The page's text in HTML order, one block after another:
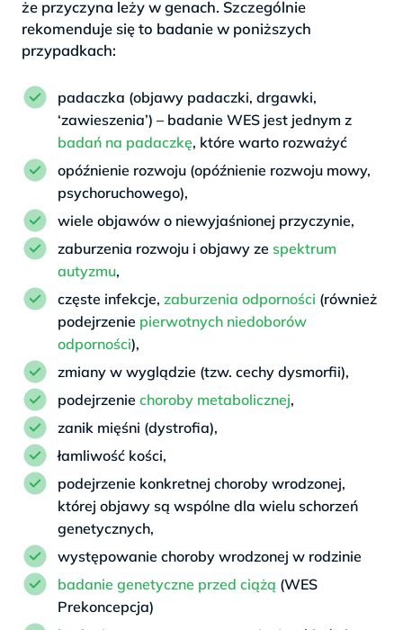
że przyczyna leży w genach. Szczególnie
rekomenduje się to badanie w poniższych
przypadkach:
padaczka (objawy padaczki, drgawki,
‘zawieszenia’) – badanie WES jest jednym z
badań na padaczkę, które warto rozważyć
opóźnienie rozwoju (opóźnienie rozwoju mowy,
psychoruchowego),
wiele objawów o niewyjaśnionej przyczynie,
zaburzenia rozwoju i objawy ze spektrum
autyzmu,
częste infekcje, zaburzenia odporności (również
podejrzenie pierwotnych niedoborów
odporności),
zmiany w wyglądzie (tzw. cechy dysmorfii),
podejrzenie choroby metabolicznej,
zanik mięśni (dystrofia),
łamliwość kości,
podejrzenie konkretnej choroby wrodzonej,
której objawy są wspólne dla wielu schorzeń
genetycznych,
występowanie choroby wrodzonej w rodzinie
badanie genetyczne przed ciążą (WES
Prekoncepcja)